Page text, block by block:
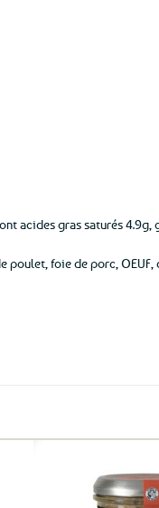
acides gras saturés 4.9g,
foie de porc,